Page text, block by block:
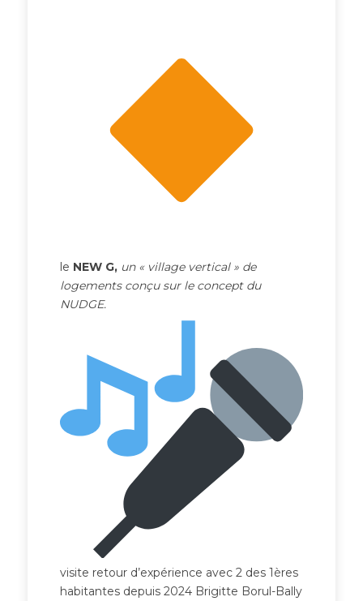
le NEW G, un « village vertical » de
logements conçu sur le concept du
NUDGE.
visite retour d’expérience avec 2 des 1ères
habitantes depuis 2024 Brigitte Borul-Bally